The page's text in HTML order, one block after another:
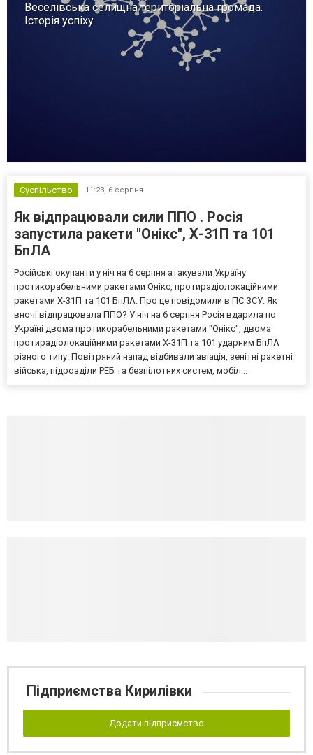
Веселівська селищна територіальна громада.
Історія успіху
Суспільство 11:23, 6 серпня
Як відпрацювали сили ППО . Росія
запустила ракети "Онікс", Х-31П та 101
БпЛА
Російські окупанти у ніч на 6 серпня атакували Україну
протикорабельними ракетами Онікс, протирадіолокаційними
ракетами Х-31П та 101 БпЛА. Про це повідомили в ПС ЗСУ. Як
вночі відпрацювала ППО? У ніч на 6 серпня Росія вдарила по
Україні двома протикорабельними ракетами "Онікс", двома
протирадіолокаційними ракетами Х-31П та 101 ударним БпЛА
різного типу. Повітряний напад відбивали авіація, зенітні ракетні
війська, підрозділи РЕБ та безпілотних систем, мобіл...
Підприємства Кирилівки
Додати підприємство